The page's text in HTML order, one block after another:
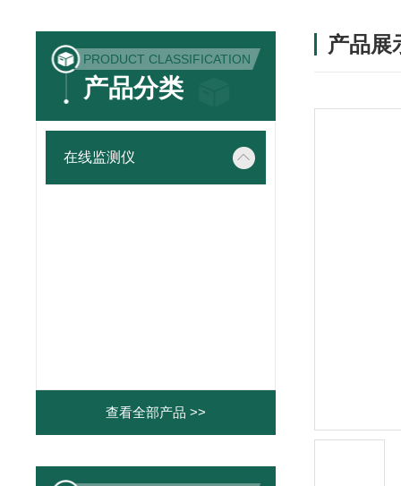
PRODUCT CLASSIFICATION
产品分类
在线监测仪
查看全部产品 >>
产品展